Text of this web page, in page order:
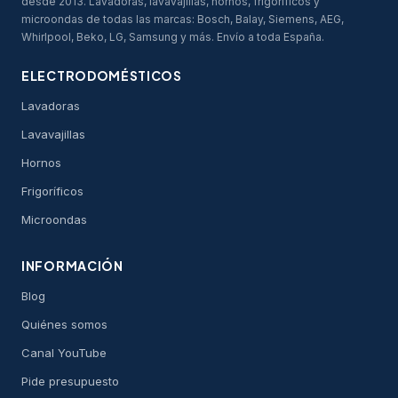
microondas de todas las marcas: Bosch, Balay, Siemens, AEG,
Whirlpool, Beko, LG, Samsung y más. Envío a toda España.
ELECTRODOMÉSTICOS
Lavadoras
Lavavajillas
Hornos
Frigoríficos
Microondas
INFORMACIÓN
Blog
Quiénes somos
Canal YouTube
Pide presupuesto